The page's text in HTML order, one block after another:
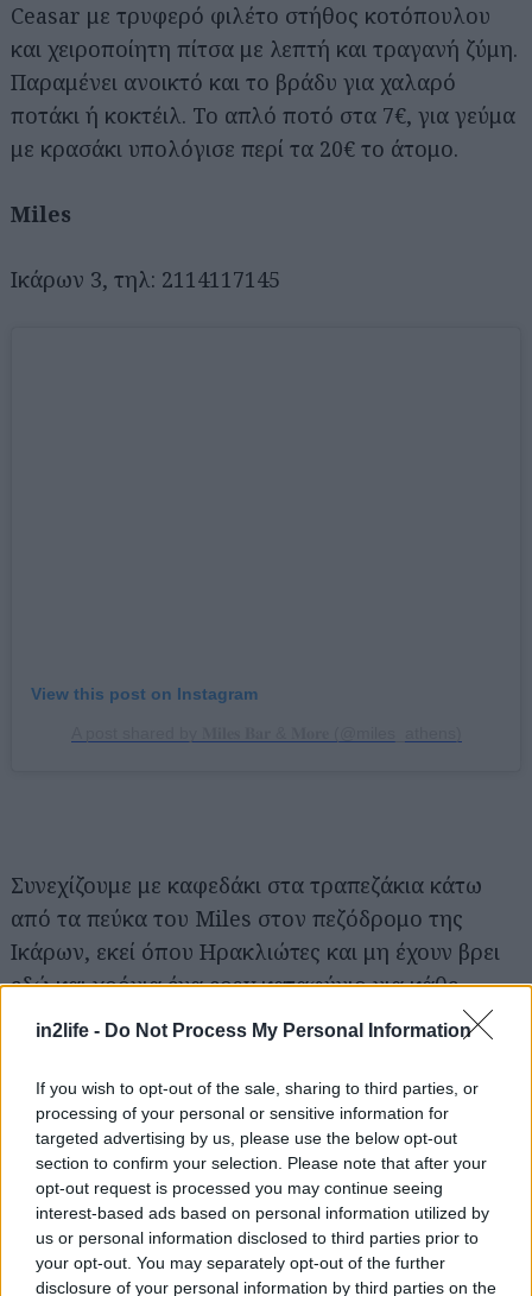
in2life - Do Not Process My Personal Information
If you wish to opt-out of the sale, sharing to third parties, or
processing of your personal or sensitive information for
targeted advertising by us, please use the below opt-out
section to confirm your selection. Please note that after your
opt-out request is processed you may continue seeing
interest-based ads based on personal information utilized by
us or personal information disclosed to third parties prior to
your opt-out. You may separately opt-out of the further
disclosure of your personal information by third parties on the
Ceasar με τρυφερό φιλέτο στήθος κοτόπουλου
και χειροποίητη πίτσα με λεπτή και τραγανή ζύμη.
Παραμένει ανοικτό και το βράδυ για χαλαρό
ποτάκι ή κοκτέιλ. Το απλό ποτό στα 7€, για γεύμα
με κρασάκι υπολόγισε περί τα 20€ το άτομο.
Miles
Ικάρων 3, τηλ: 2114117145
View this post on Instagram
Συνεχίζουμε με καφεδάκι στα τραπεζάκια κάτω
από τα πεύκα του Miles στον πεζόδρομο της
Ικάρων, εκεί όπου Ηρακλιώτες και μη έχουν βρει
εδώ και χρόνια ένα cosy καταφύγιο για κάθε
στιγμή της ημέρας. Ο εσωτερικός χώρος είναι
ημέρες που κάνει ψύχρα, ενώ τα ροφήματα εδώ
συνοδεύει ένα εκλεκτό μενού με μπραντς.
Δοκίμασε σίγουρα μπριός με αυγά ποσέ, mousse
avocado, καπνιστό σολομό Νορβηγίας και
μπεσαμέλ, buttermilk waffle με αυγά τηγανητά,
τραγανό μπέικον, τσένταρ και maple syrup και
Bagel scrambled eggs με σάλτσα ντομάτας, φέτα